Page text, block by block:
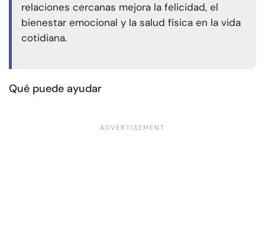
relaciones cercanas mejora la felicidad, el
bienestar emocional y la salud física en la vida
cotidiana.
Qué puede ayudar